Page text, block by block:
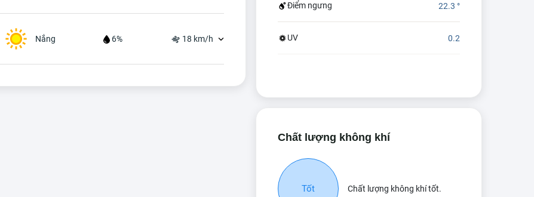
Nắng 6% 18 km/h
Điểm ngưng 22.3 °
UV 0.2
Chất lượng không khí
Tốt Chất lượng không khí tốt.